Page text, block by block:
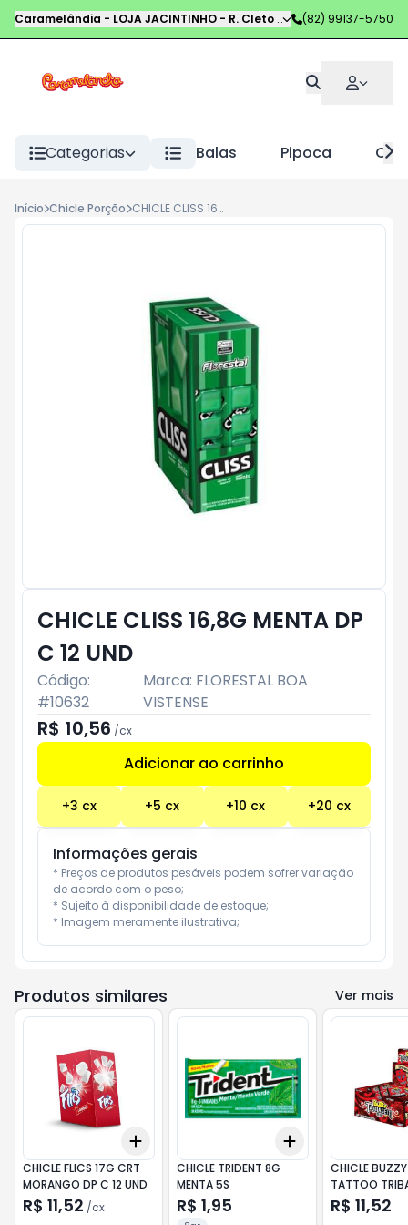
Caramelândia - LOJA JACINTINHO - R. Cleto Campelo,Maceió-AL
(82) 99137-5750
Categorias Balas Pipoca
Início Chicle Porção CHICLE CLISS 16,8G MENTA DP C 12 UND
CHICLE CLISS 16,8G MENTA DP
C 12 UND
Código:
#10632
Marca: FLORESTAL BOA
VISTENSE
R$ 10,56 /cx
Adicionar ao carrinho
+3 cx +5 cx +10 cx +20 cx
Informações gerais
* Preços de produtos pesáveis podem sofrer variação
de acordo com o peso;
* Sujeito à disponibilidade de estoque;
* Imagem meramente ilustrativa;
Produtos similares Ver mais
Add
CHICLE FLICS 17G CRT
MORANGO DP C 12 UND
R$ 11,52 /cx
Add
CHICLE TRIDENT 8G
MENTA 5S
R$ 1,95
CHICLE
TATTOO
R$ 11,52